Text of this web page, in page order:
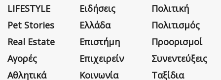
LIFESTYLE
Pet Stories
Real Estate
Αγορές
Αθλητικά
Ειδήσεις
Ελλάδα
Επιστήμη
Επιχειρείν
Κοινωνία
Πολιτική
Πολιτισμός
Προορισμοί
Συνεντεύξεις
Ταξίδια